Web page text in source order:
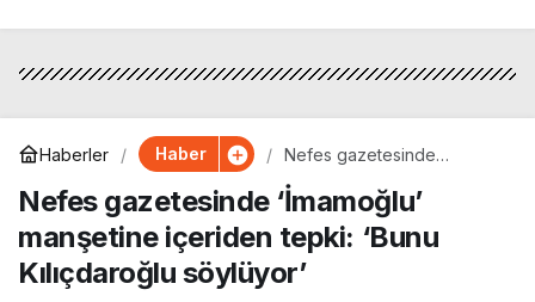
Haberler Haber
Nefes gazetesinde
içeriden tepki: ‘Bunu
Kılıçdaroğlu söylüyor’
Nefes gazetesinde ‘İmamoğlu’
manşetine içeriden tepki: ‘Bunu
Kılıçdaroğlu söylüyor’